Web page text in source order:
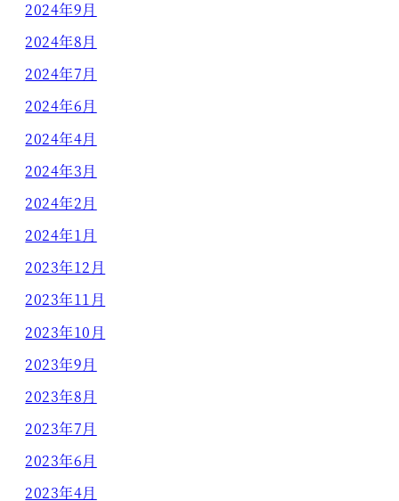
2024年9月
2024年8月
2024年7月
2024年6月
2024年4月
2024年3月
2024年2月
2024年1月
2023年12月
2023年11月
2023年10月
2023年9月
2023年8月
2023年7月
2023年6月
2023年4月